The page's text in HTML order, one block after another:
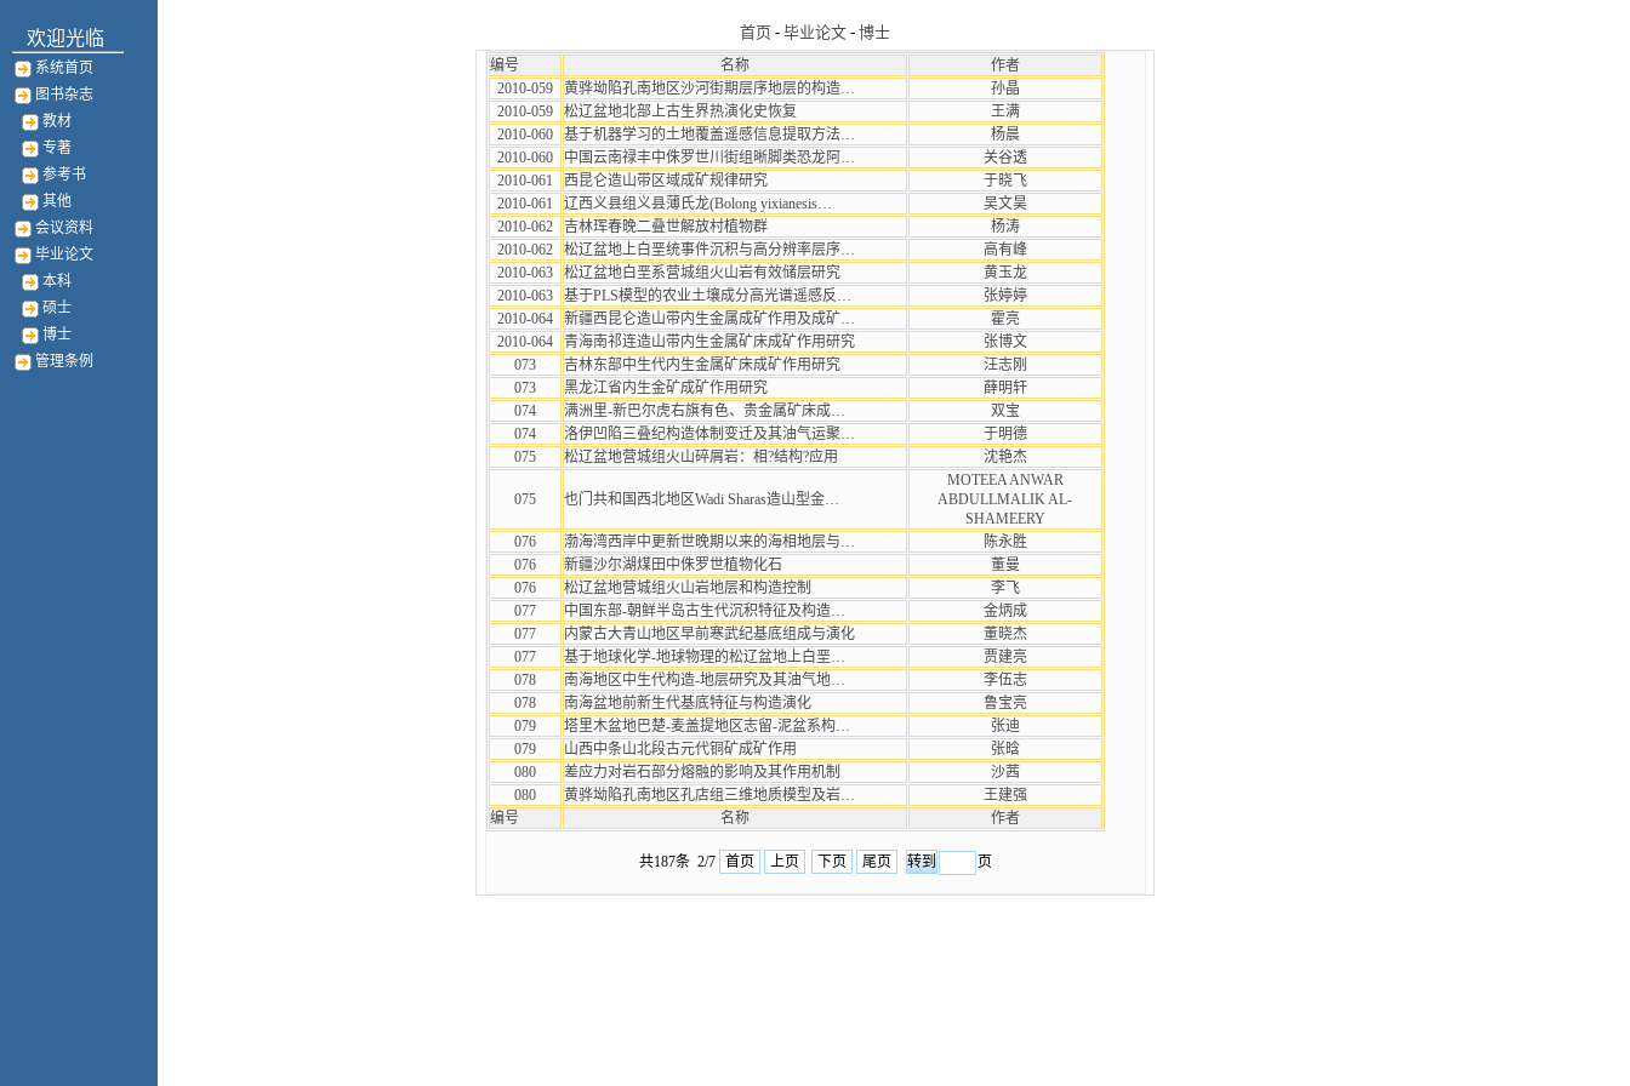
欢迎光临
系统首页
图书杂志
教材
专著
参考书
其他
会议资料
毕业论文
本科
硕士
博士
管理条例
首页 - 毕业论文 - 博士
编号 名称
作者
2010-059
黄骅坳陷孔南地区沙河街期层序地层的构造…
孙晶
2010-059
松辽盆地北部上古生界热演化史恢复
王满
2010-060
基于机器学习的土地覆盖遥感信息提取方法…
杨晨
2010-060
中国云南禄丰中侏罗世川街组晰脚类恐龙阿…
关谷透
2010-061
西昆仑造山带区域成矿规律研究
于晓飞
2010-061
辽西义县组义县薄氏龙(Bolong yixianesis…
吴文昊
2010-062
吉林珲春晚二叠世解放村植物群
杨涛
2010-062
松辽盆地上白垩统事件沉积与高分辨率层序…
高有峰
2010-063
松辽盆地白垩系营城组火山岩有效储层研究
黄玉龙
2010-063
基于PLS模型的农业土壤成分高光谱遥感反…
张婷婷
2010-064
新疆西昆仑造山带内生金属成矿作用及成矿…
霍亮
2010-064
青海南祁连造山带内生金属矿床成矿作用研究
张博文
073
吉林东部中生代内生金属矿床成矿作用研究
汪志刚
073
黑龙江省内生金矿成矿作用研究
薛明轩
074
满洲里-新巴尔虎右旗有色、贵金属矿床成…
双宝
074
洛伊凹陷三叠纪构造体制变迁及其油气运聚…
于明德
075
松辽盆地营城组火山碎屑岩：相?结构?应用 沈艳杰
075 也门共和国西北地区Wadi Sharas造山型金…
MOTEEA ANWAR
ABDULLMALIK AL-
SHAMEERY
076
渤海湾西岸中更新世晚期以来的海相地层与…
陈永胜
076
新疆沙尔湖煤田中侏罗世植物化石
董曼
076
松辽盆地营城组火山岩地层和构造控制
李飞
077
中国东部-朝鲜半岛古生代沉积特征及构造…
金炳成
077
内蒙古大青山地区早前寒武纪基底组成与演化
董晓杰
077
基于地球化学-地球物理的松辽盆地上白垩…
贾建亮
078
南海地区中生代构造-地层研究及其油气地…
李伍志
078
南海盆地前新生代基底特征与构造演化
鲁宝亮
079
塔里木盆地巴楚-麦盖提地区志留-泥盆系构…
张迪
079
山西中条山北段古元代铜矿成矿作用
张晗
080
差应力对岩石部分熔融的影响及其作用机制
沙茜
080
黄骅坳陷孔南地区孔店组三维地质模型及岩…
王建强
编号
名称 作者
共187条 2/7 首页 上页 下页 尾页 页